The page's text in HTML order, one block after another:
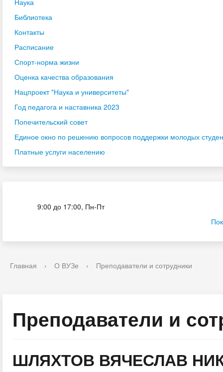
Библиотека
Контакты
Расписание
Спорт-норма жизни
Оценка качества образования
Нацпроект "Наука и университеты"
Год педагога и наставника 2023
Попечительский совет
Единое окно по решению вопросов поддержки молодых
Платные услуги населению
9:00 до 17:00, Пн-Пт
Главная › О ВУЗе › Преподаватели и сотрудники
Преподаватели и
ШЛЯХТОВ ВЯЧЕСЛАВ